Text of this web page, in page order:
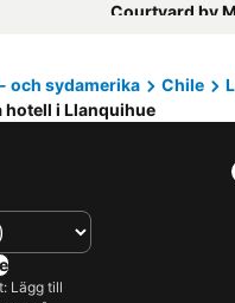
Courtyard by
Hotel Costa del
Departamentos
och sydamerika Chile
hotell i Llanquihue
Lägg till